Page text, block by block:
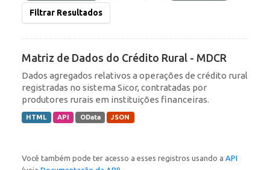
Filtrar Resultados
Matriz de Dados do Crédito Rural - MDCR
Dados agregados relativos a operações de crédito rural
registradas no sistema Sicor, contratadas por
produtores rurais em instituições financeiras.
HTML API OData JSON
Você também pode ter acesso a esses registros usando a API